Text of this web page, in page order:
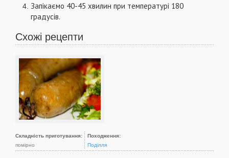
Запікаємо 40-45 хвилин при температурі 180
градусів.
Схожі рецепти
Складність приготування:
помірно
Походження:
Поділля